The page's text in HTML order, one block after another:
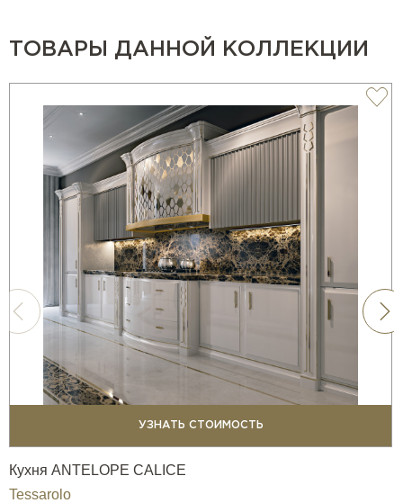
ТОВАРЫ ДАННОЙ КОЛЛЕКЦИИ
УЗНАТЬ СТОИМОСТЬ
Кухня ANTELOPE CALICE
Tessarolo